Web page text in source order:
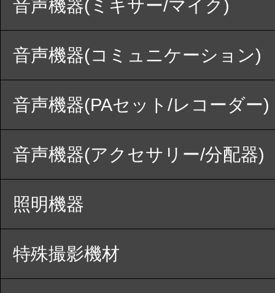
音声機器(ミキサー/マイク)
音声機器(コミュニケーション)
音声機器(PAセット/レコーダー)
音声機器(アクセサリー/分配器)
照明機器
特殊撮影機材